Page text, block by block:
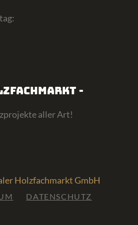
-
aller Art!
Holzfachmarkt GmbH
DATENSCHUTZ